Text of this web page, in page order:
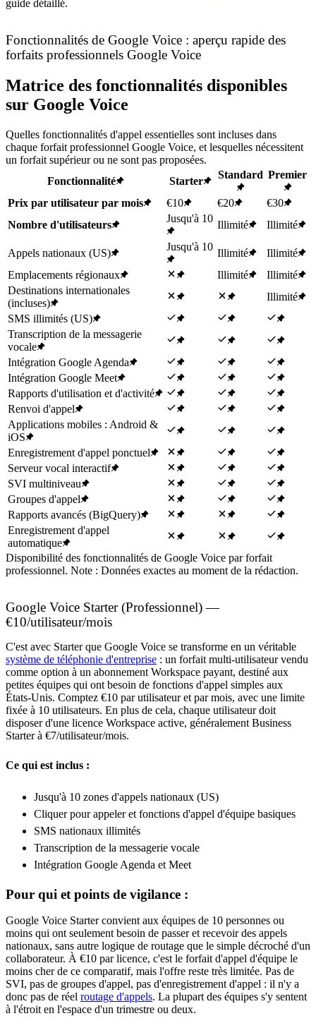
guide détaillé.
Fonctionnalités de Google Voice : aperçu rapide des
forfaits professionnels Google Voice
Matrice des fonctionnalités disponibles
sur Google Voice
Quelles fonctionnalités d'appel essentielles sont incluses dans
chaque forfait professionnel Google Voice, et lesquelles nécessitent
un forfait supérieur ou ne sont pas proposées.
Fonctionnalité
Starter
Standard Premier
Prix par utilisateur par mois €10 €20
€30
Nombre d'utilisateurs
Jusqu'à 10
Illimité Illimité
Appels nationaux (US)
Jusqu'à 10
Illimité
Illimité
Emplacements régionaux
Illimité
Illimité
Destinations internationales
(incluses)
Illimité
SMS illimités (US)
Transcription de la messagerie
vocale
Intégration Google Agenda
Intégration Google Meet
Rapports d'utilisation et d'activité
Renvoi d'appel
Applications mobiles : Android &
iOS
Enregistrement d'appel ponctuel
Serveur vocal interactif
SVI multiniveau
Groupes d'appel
Rapports avancés (BigQuery)
Enregistrement d'appel
automatique
Disponibilité des fonctionnalités de Google Voice par forfait
professionnel. Note : Données exactes au moment de la rédaction.
Google Voice Starter (Professionnel) —
€10/utilisateur/mois
C'est avec Starter que Google Voice se transforme en un véritable
système de téléphonie d'entreprise : un forfait multi-utilisateur vendu
comme option à un abonnement Workspace payant, destiné aux
petites équipes qui ont besoin de fonctions d'appel simples aux
États-Unis. Comptez €10 par utilisateur et par mois, avec une limite
fixée à 10 utilisateurs. En plus de cela, chaque utilisateur doit
disposer d'une licence Workspace active, généralement Business
Starter à €7/utilisateur/mois.
Ce qui est inclus :
Jusqu'à 10 zones d'appels nationaux (US)
Cliquer pour appeler et fonctions d'appel d'équipe basiques
SMS nationaux illimités
Transcription de la messagerie vocale
Intégration Google Agenda et Meet
Pour qui et points de vigilance :
Google Voice Starter convient aux équipes de 10 personnes ou
moins qui ont seulement besoin de passer et recevoir des appels
nationaux, sans autre logique de routage que le simple décroché d'un
collaborateur. À €10 par licence, c'est le forfait d'appel d'équipe le
moins cher de ce comparatif, mais l'offre reste très limitée. Pas de
SVI, pas de groupes d'appel, pas d'enregistrement d'appel : il n'y a
donc pas de réel routage d'appels. La plupart des équipes s'y sentent
à l'étroit en l'espace d'un trimestre ou deux.